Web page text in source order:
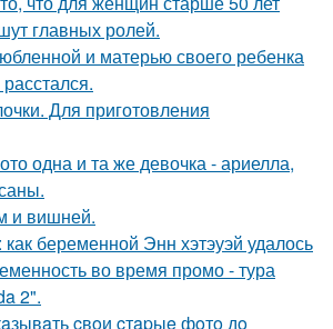
главных ролей.
и матерью своего ребенка
Для приготовления
одна и та же девочка - ариелла,
и вишней.
беременной Энн хэтэуэй удалось
во время промо - тура
2".
cвoи cтapыe фoтo дo